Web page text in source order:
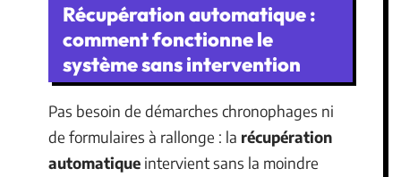
Récupération automatique :
comment fonctionne le
système sans intervention
Pas besoin de démarches chronophages ni
de formulaires à rallonge : la récupération
automatique intervient sans la moindre